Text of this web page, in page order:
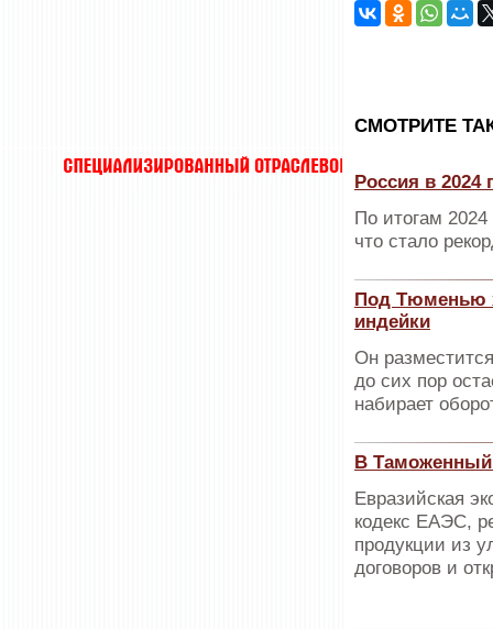
CМОТРИТЕ
Россия в 2024
По итогам
что стало
Под Тюменью
индейки
Он
до сих пор
набирает
В Таможенный
Евразийская
кодекс ЕАЭС,
продукции из
договоров и